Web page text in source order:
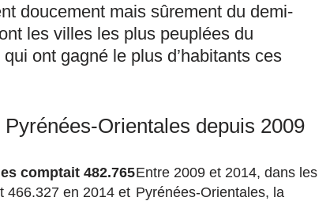
doucement mais sûrement du demi-
les villes les plus peuplées du
ont gagné le plus d’habitants ces
Pyrénées-Orientales depuis 2009
comptait 482.765
466.327 en 2014 et
Entre 2009 et 2014, dans les
Pyrénées-Orientales, la